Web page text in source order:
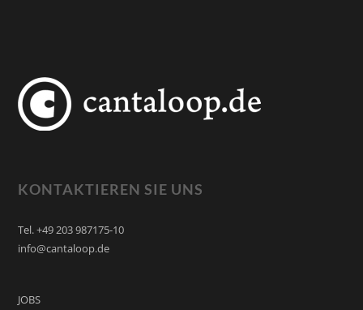
KONTAKTIEREN SIE UNS
Tel. +49 203 987175-10
info@cantaloop.de
JOBS